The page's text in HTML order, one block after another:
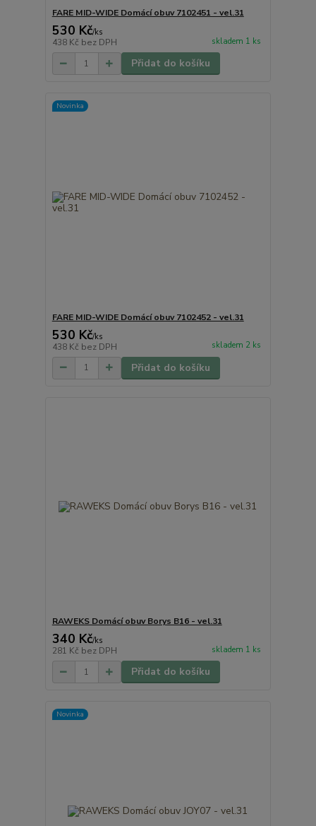
FARE MID-WIDE Domácí obuv 7102451 - vel.31
530 Kč/ks
438 Kč bez DPH skladem 1 ks
Přidat do košíku
Novinka
FARE MID-WIDE Domácí obuv 7102452 - vel.31
530 Kč/ks
438 Kč bez DPH skladem 2 ks
Přidat do košíku
RAWEKS Domácí obuv Borys B16 - vel.31
340 Kč/ks
281 Kč bez DPH skladem 1 ks
Přidat do košíku
Novinka